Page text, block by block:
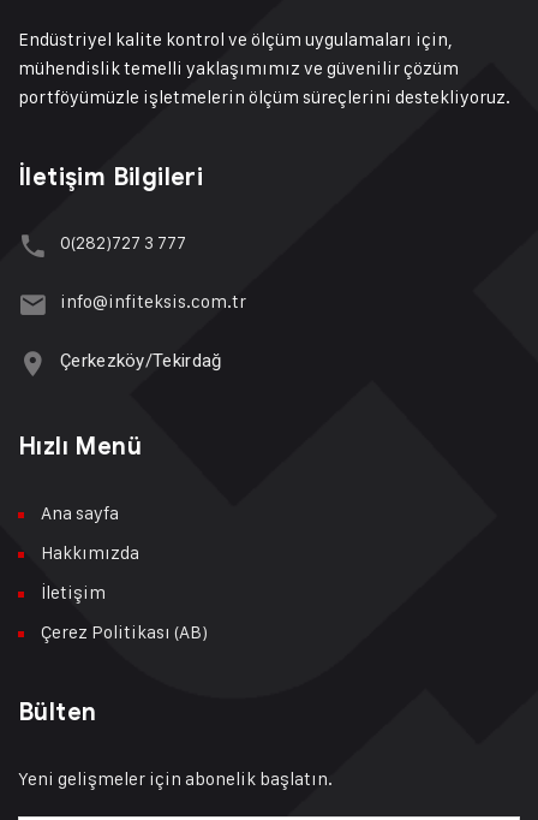
Endüstriyel kalite kontrol ve ölçüm uygulamaları için,
mühendislik temelli yaklaşımımız ve güvenilir çözüm
portföyümüzle işletmelerin ölçüm süreçlerini destekliyoruz.
İletişim Bilgileri
0(282)727 3 777
info@infiteksis.com.tr
Çerkezköy/Tekirdağ
Hızlı Menü
Ana sayfa
Hakkımızda
İletişim
Çerez Politikası (AB)
Bülten
Yeni gelişmeler için abonelik başlatın.